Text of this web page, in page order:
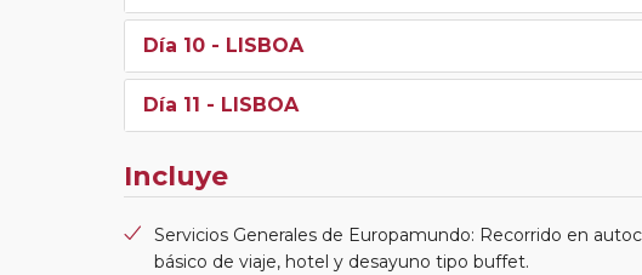
Día 10 - LISBOA
Día 11 - LISBOA
Incluye
Servicios Generales de Europamundo: Recorrido en
básico de viaje, hotel y desayuno tipo buffet.